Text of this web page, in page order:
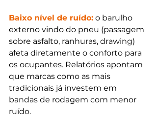
Baixo nível de ruído: o barulho
externo vindo do pneu (passagem
sobre asfalto, ranhuras, drawing)
afeta diretamente o conforto para
os ocupantes. Relatórios apontam
que marcas como as mais
tradicionais já investem em
bandas de rodagem com menor
ruído.